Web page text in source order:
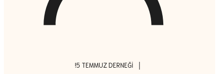
!5 TEMMUZ DERNEĞI |